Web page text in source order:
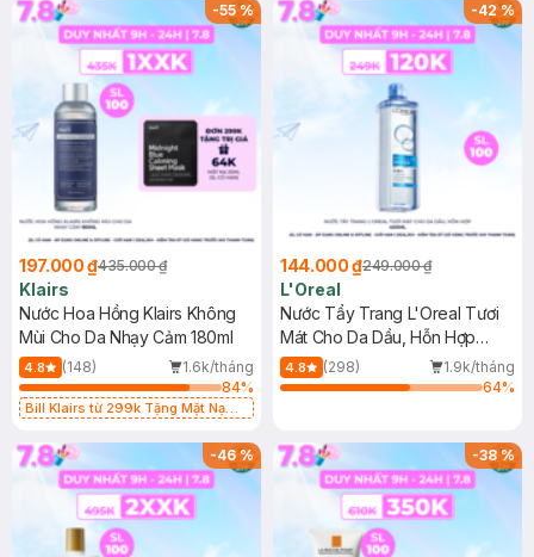
-55%
197.000 ₫435.000 ₫
Klairs
Nước Hoa Hồng Klairs Không
Mùi Cho Da Nhạy Cảm 180ml
4.8 (148)
1.6k/tháng
84%
Bill Klairs từ 299k Tặng Mặt Nạ
25ml (SL Có Hạn)
-42%
144.000 ₫249.000 ₫
L'Oreal
Nước Tẩy Trang L'Oreal Tươi
Mát Cho Da Dầu, Hỗn Hợp
400ml
4.8 (298)
1.9k/tháng
64%
-46% -38%